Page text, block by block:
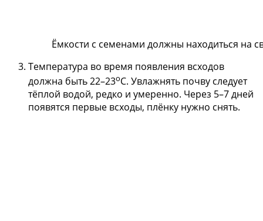
Ёмкости с семенами должны находиться на
Температура во время появления всходов
должна быть 22–23оС. Увлажнять почву следует
тёплой водой, редко и умеренно. Через 5–7 дней
появятся первые всходы, плёнку нужно снять.